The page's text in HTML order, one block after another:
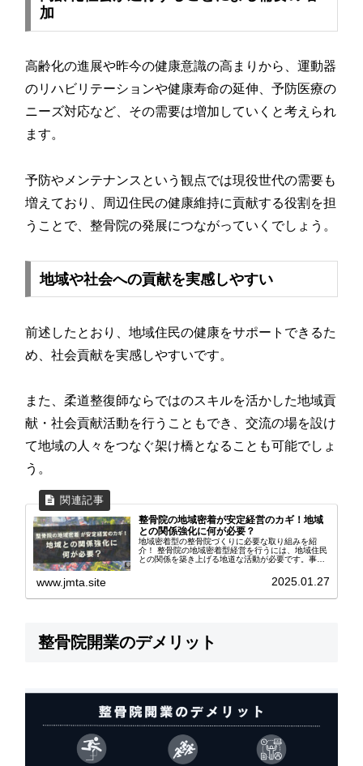
加
高齢化の進展や昨今の健康意識の高まりから、運動器
のリハビリテーションや健康寿命の延伸、予防医療の
ニーズ対応など、その需要は増加していくと考えられ
ます。
予防やメンテナンスという観点では現役世代の需要も
増えており、周辺住民の健康維持に貢献する役割を担
うことで、整骨院の発展につながっていくでしょう。
地域や社会への貢献を実感しやすい
前述したとおり、地域住民の健康をサポートできるた
め、社会貢献を実感しやすいです。
また、柔道整復師ならではのスキルを活かした地域貢
献・社会貢献活動を行うこともでき、交流の場を設け
て地域の人々をつなぐ架け橋となることも可能でしょ
う。
整骨院の地域密着が安定経営のカギ！地域
との関係強化に何が必要？
地域密着型の整骨院づくりに必要な取り組みを紹
介！ 整骨院の地域密着型経営を行うには、地域住民
との関係を築き上げる地道な活動が必要です。事例
www.jmta.site 2025.01.27
整骨院開業のデメリット